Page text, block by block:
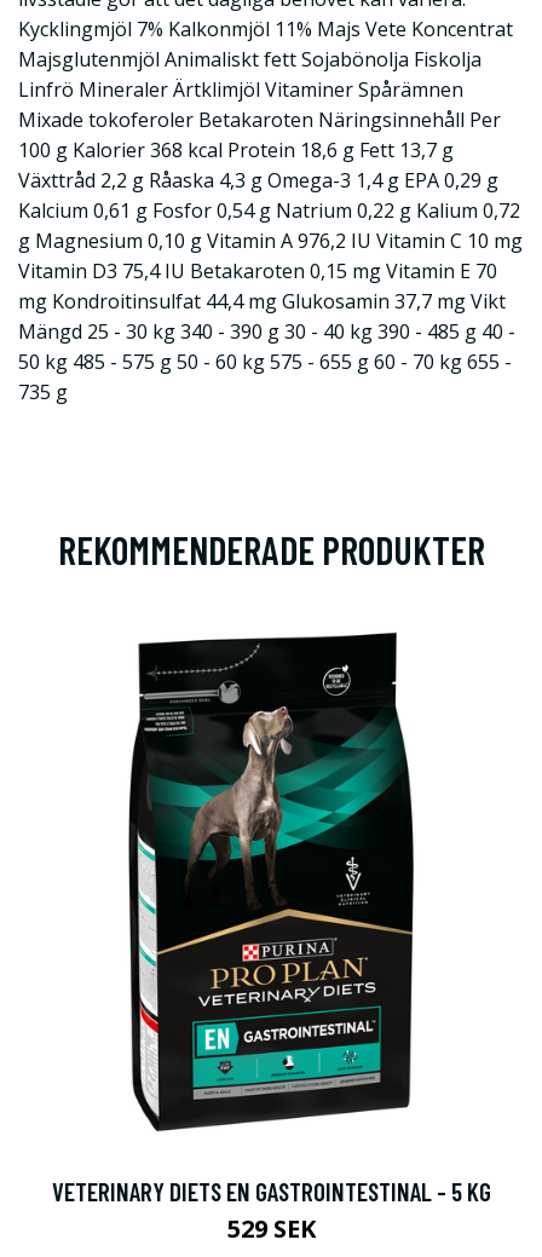
Kycklingmjöl 7% Kalkonmjöl 11% Majs Vete Koncentrat
Majsglutenmjöl Animaliskt fett Sojabönolja Fiskolja
Linfrö Mineraler Ärtklimjöl Vitaminer Spårämnen
Mixade tokoferoler Betakaroten Näringsinnehåll Per
100 g Kalorier 368 kcal Protein 18,6 g Fett 13,7 g
Växttråd 2,2 g Råaska 4,3 g Omega-3 1,4 g EPA 0,29 g
Kalcium 0,61 g Fosfor 0,54 g Natrium 0,22 g Kalium 0,72
g Magnesium 0,10 g Vitamin A 976,2 IU Vitamin C 10 mg
Vitamin D3 75,4 IU Betakaroten 0,15 mg Vitamin E 70
mg Kondroitinsulfat 44,4 mg Glukosamin 37,7 mg Vikt
Mängd 25 - 30 kg 340 - 390 g 30 - 40 kg 390 - 485 g 40 -
50 kg 485 - 575 g 50 - 60 kg 575 - 655 g 60 - 70 kg 655 -
735 g
REKOMMENDERADE PRODUKTER
VETERINARY DIETS EN GASTROINTESTINAL - 5 KG
529 SEK